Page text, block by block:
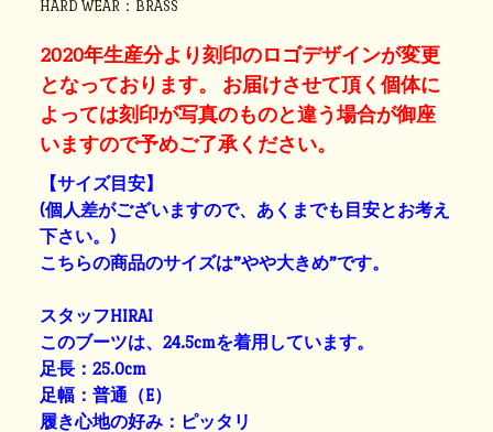
HARD WEAR：BRASS
2020年生産分より刻印のロゴデザインが変更
となっております。 お届けさせて頂く個体に
よっては刻印が写真のものと違う場合が御座
いますので予めご了承ください。
【サイズ目安】
(個人差がございますので、あくまでも目安とお考え
下さい。)
こちらの商品のサイズは”やや大きめ”です。
スタッフHIRAI
このブーツは、24.5cmを着用しています。
足長：25.0cm
足幅：普通（E）
履き心地の好み：ピッタリ